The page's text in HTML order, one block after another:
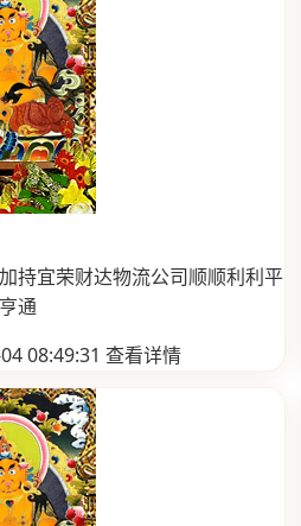
持宜荣财达物流公司顺顺利利平
通
08:49:31 查看详情